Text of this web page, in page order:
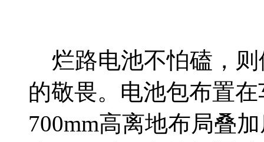
烂路电池不怕磕，则
的敬畏。电池包布置
700mm高离地布局叠